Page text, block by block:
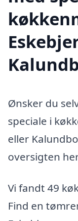
Ønsker du
speciale i
eller
oversigten
Vi fandt 49
Find en